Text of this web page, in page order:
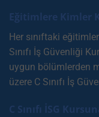
Eğitimlere Kimler
Her sınıftaki
Sınıfı İş Güvenliği
uygun bölümlerden
üzere C Sınıfı İş
C Sınıfı İSG